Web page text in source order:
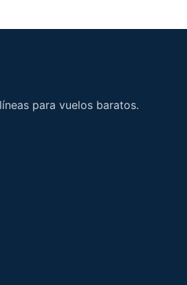
para vuelos baratos.